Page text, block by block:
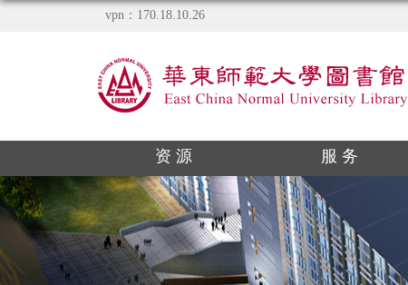
vpn：170.18.10.26
资 源 服 务